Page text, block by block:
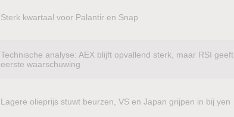
Sterk kwartaal voor Palantir en Snap
Technische analyse: AEX blijft opvallend sterk, maar RSI geeft
eerste waarschuwing
Lagere olieprijs stuwt beurzen, VS en Japan grijpen in bij yen